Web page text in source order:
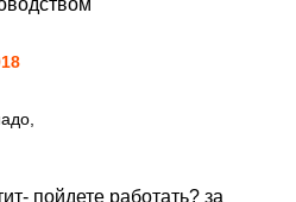
пойдете работать? за